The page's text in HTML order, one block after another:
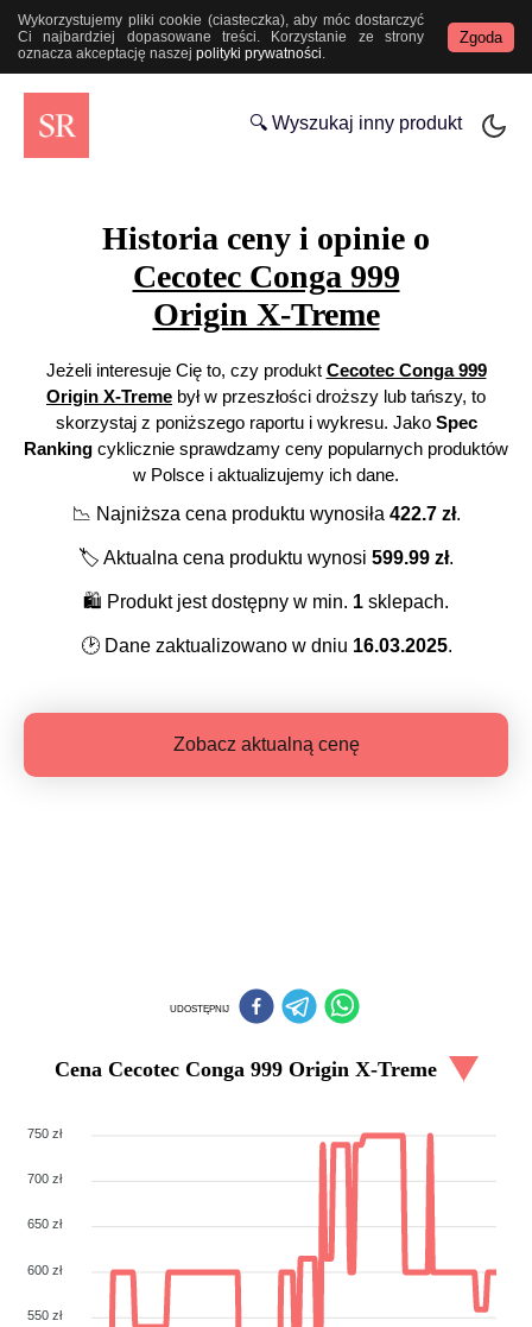
Wykorzystujemy pliki cookie (ciasteczka), aby móc dostarczyć
Ci najbardziej dopasowane treści. Korzystanie ze strony
oznacza akceptację naszej polityki prywatności.
Zgoda
🔍 Wyszukaj inny produkt
Historia ceny i opinie o
Cecotec Conga 999
Origin X-Treme
Jeżeli interesuje Cię to, czy produkt Cecotec Conga 999
Origin X-Treme był w przeszłości droższy lub tańszy, to
skorzystaj z poniższego raportu i wykresu. Jako Spec
Ranking cyklicznie sprawdzamy ceny popularnych produktów
w Polsce i aktualizujemy ich dane.
📉 Najniższa cena produktu wynosiła 422.7zł.
🏷️ Aktualna cena produktu wynosi 599.99 zł.
🛍️ Produkt jest dostępny w min. 1 sklepach.
🕑Dane zaktualizowano w dniu 16.03.2025.
Zobacz aktualną cenę
UDOSTĘPNIJ
Cena Cecotec Conga 999 Origin X-Treme
750 zł
700 zł
650 zł
600 zł
550 zł